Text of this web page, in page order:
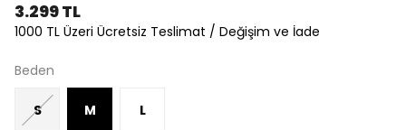
3.299 TL
1000 TL Üzeri Ücretsiz Teslimat / Değişim ve İade
Beden
S M L